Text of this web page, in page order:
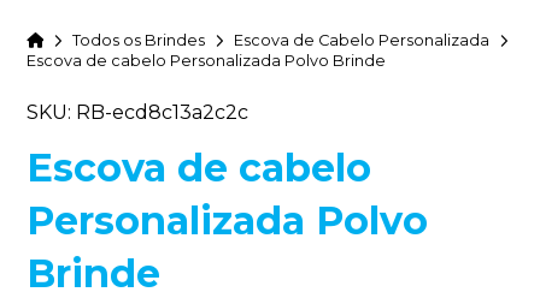
HomeTodos os Brindes
Escova de Cabelo Personalizada
Escova de cabelo Personalizada Polvo Brinde
SKU: RB-ecd8c13a2c2c
Escova de cabelo
Personalizada Polvo
Brinde